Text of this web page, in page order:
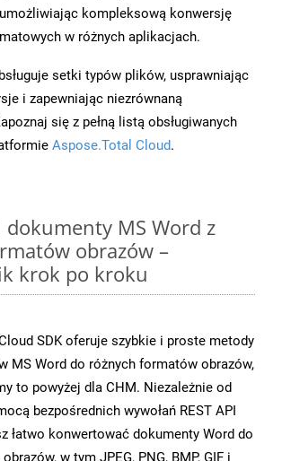
kompleksową konwersję
w różnych aplikacjach.
setki typów plików, usprawniając
i zapewniając niezrównaną
się z pełną listą obsługiwanych
Aspose.Total Cloud.
MS Word z
obrazów –
krok po kroku
SDK oferuje szybkie i proste metody
MS Word do różnych formatów obrazów,
to powyżej dla CHM. Niezależnie od
bezpośrednich wywołań REST API
łatwo konwertować dokumenty Word do
w tym JPEG, PNG, BMP, GIF i